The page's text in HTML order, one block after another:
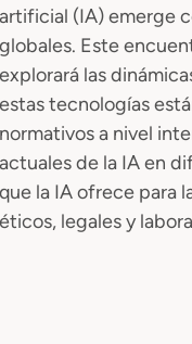
artificial (IA) emerge
globales. Este
explorará las
estas tecnologías
normativos a nivel
actuales de la IA en
que la IA ofrece para
éticos, legales y